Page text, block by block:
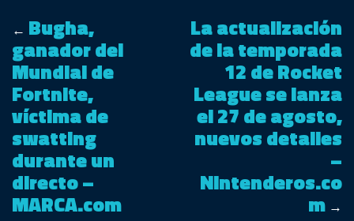
← Bugha,
ganador del
Mundial de
Fortnite,
víctima de
swatting
durante un
directo –
MARCA.com
La actualización
de la temporada
12 de Rocket
League se lanza
el 27 de agosto,
nuevos detalles
–
Nintenderos.co
m →